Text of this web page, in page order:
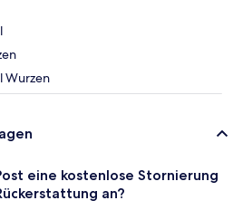
Wurzen
eine kostenlose Stornierung
an?